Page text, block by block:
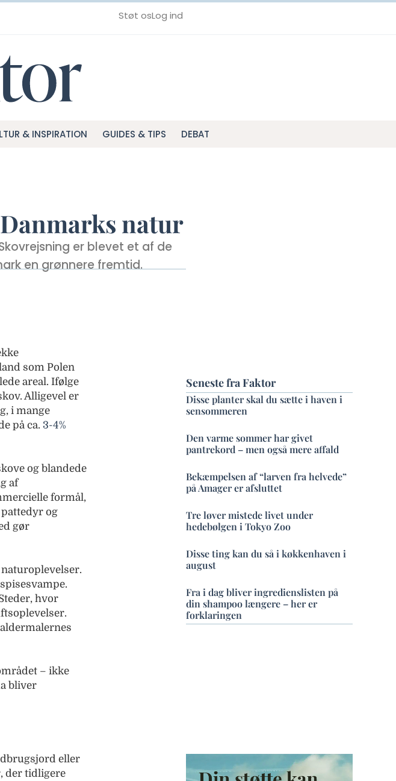
Støt osLog ind
& INSPIRATION GUIDES & TIPS DEBAT
natur
er blevet et af de
en grønnere fremtid.
som Polen
areal. Ifølge
Alligevel er
i mange
på ca. 3-4%
og blandede
af
formål,
og
gør
hvor
– ikke
bliver
eller
der tidligere
Seneste fra Faktor
Disse planter skal du sætte i haven i
sensommeren
Den varme sommer har givet
pantrekord – men også mere affald
Bekæmpelsen af “larven fra helvede”
på Amager er afsluttet
Tre løver mistede livet under
hedebølgen i Tokyo Zoo
Disse ting kan du så i køkkenhaven i
august
Fra i dag bliver ingredienslisten på
din shampoo længere – her er
forklaringen